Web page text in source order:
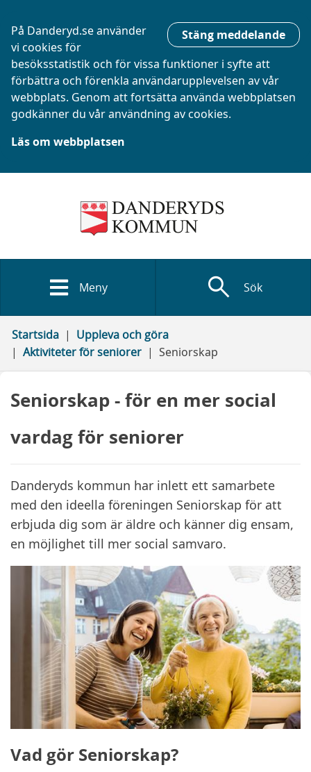
Stäng meddelande
På Danderyd.se använder
vi cookies för
besöksstatistik och för vissa funktioner i syfte att
förbättra och förenkla användarupplevelsen av vår
webbplats. Genom att fortsätta använda webbplatsen
godkänner du vår användning av cookies.
Läs om webbplatsen
Meny search Sök
Startsida
Uppleva och göra
Aktiviteter för seniorer
Seniorskap
Seniorskap - för en mer social
vardag för seniorer
Danderyds kommun har inlett ett samarbete
med den ideella föreningen Seniorskap för att
erbjuda dig som är äldre och känner dig ensam,
en möjlighet till mer social samvaro.
Vad gör Seniorskap?